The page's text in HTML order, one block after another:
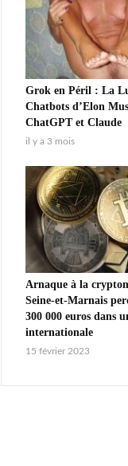
Grok en Péril : La
Chatbots d’Elon
ChatGPT et Claude
il y a 3 mois
Arnaque à la
Seine-et-Marnais
300 000 euros dans
internationale
15 février 2023